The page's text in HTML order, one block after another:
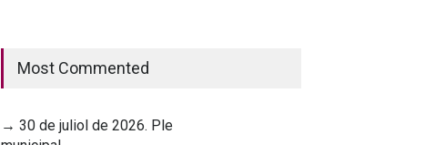
Most Commented
→ 30 de juliol de 2026. Ple